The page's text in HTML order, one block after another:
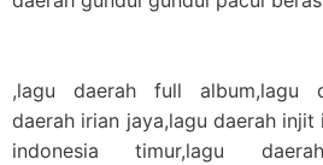
,lagu daerah full album,lagu
daerah irian jaya,lagu daerah
indonesia timur,lagu